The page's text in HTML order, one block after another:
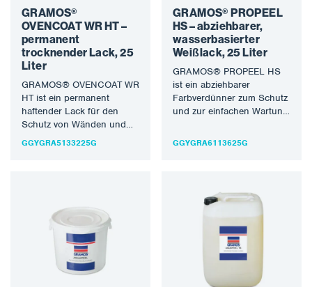
GRAMOS®
OVENCOAT WR HT –
permanent
trocknender Lack, 25
Liter
GRAMOS® OVENCOAT WR
HT ist ein permanent
haftender Lack für den
Schutz von Wänden und
anderen Teilen des
GGYGRA5133225G
GRAMOS® PROPEEL
HS – abziehbarer,
wasserbasierter
Weißlack, 25 Liter
GRAMOS® PROPEEL HS
ist ein abziehbarer
Farbverdünner zum Schutz
und zur einfachen Wartung
zur einfachen Wartung
GGYGRA6113625G